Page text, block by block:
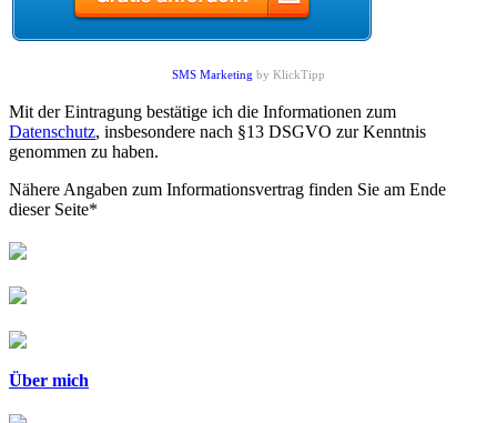
SMS Marketing by KlickTipp
Mit der Eintragung bestätige ich die Informationen zum
Datenschutz, insbesondere nach §13 DSGVO zur Kenntnis
genommen zu haben.
Nähere Angaben zum Informationsvertrag finden Sie am Ende
dieser Seite*
Über mich